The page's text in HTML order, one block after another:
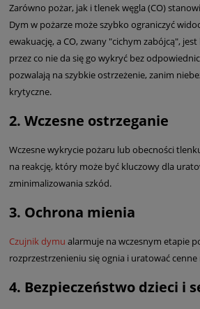
Zarówno pożar, jak i tlenek węgla (CO)
Dym w pożarze może szybko ograniczyć
ewakuację, a CO, zwany "cichym zabójcą",
przez co nie da się go wykryć bez
pozwalają na szybkie ostrzeżenie, zanim
krytyczne.
2. Wczesne ostrzeganie
Wczesne wykrycie pożaru lub obecności
na reakcję, który może być kluczowy dla
zminimalizowania szkód.
3. Ochrona mienia
Czujnik dymu alarmuje na wczesnym etapie
rozprzestrzenieniu się ognia i uratować cenne
4. Bezpieczeństwo dzieci i